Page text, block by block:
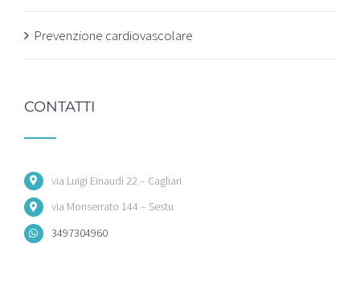
Prevenzione cardiovascolare
CONTATTI
via Luigi Einaudi 22 – Cagliari
via Monserrato 144 – Sestu
3497304960